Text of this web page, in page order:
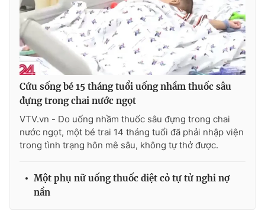
Video Shorts video
VTV Money VTV Thể thao
VTV Sức khoẻ Bất động sản
Thị trường 24h Tấm lòng Việt
VTV4 Vươn mình bằng AI
VTV9 VTV8
Cứu sống bé 15 tháng tuổi uống nhầm thuốc sâu
đựng trong chai nước ngọt
VTV.vn - Do uống nhầm thuốc sâu đựng trong chai
nước ngọt, một bé trai 14 tháng tuổi đã phải nhập viện
trong tình trạng hôn mê sâu, không tự thở được.
Một phụ nữ uống thuốc diệt cỏ tự tử nghi nợ
nần